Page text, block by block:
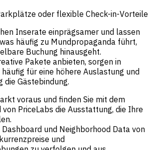
oder flexible Check-in-Vorteile
Inserate einprägsamer und lassen
häufig zu Mundpropaganda führt,
Buchung hinausgeht.
Pakete anbieten, sorgen in
für eine höhere Auslastung und
die Gästebindung.
voraus und finden Sie mit dem
PriceLabs die Ausstattung, die Ihre
und Neighborhood Data von
und